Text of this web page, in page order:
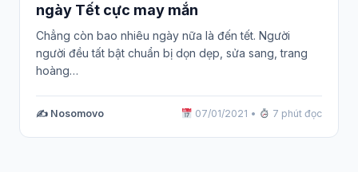
ngày Tết cực may mắn
Chẳng còn bao nhiêu ngày nữa là đến tết. Người
người đều tất bật chuẩn bị dọn dẹp, sửa sang, trang
hoàng…
✍️ Nosomovo 07/01/2021 • 7 phút đọc